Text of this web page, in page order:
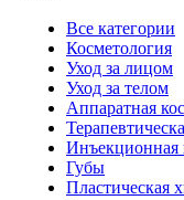
Все категории
Косметология
Уход за лицом
Уход за телом
Аппаратная
Инъекционная
Губы
Пластическая